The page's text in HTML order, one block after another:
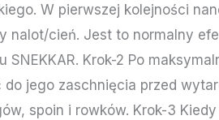
W pierwszej kolejności
nalot/cień. Jest to normalny
SNEKKAR. Krok-2 Po
do jego zaschnięcia przed
spoin i rowków. Krok-3